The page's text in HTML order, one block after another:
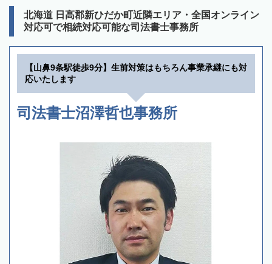
北海道 日高郡新ひだか町近隣エリア・全国オンライン
対応可で相続対応可能な司法書士事務所
【山鼻9条駅徒歩9分】生前対策はもちろん事業承継にも対
応いたします
司法書士沼澤哲也事務所